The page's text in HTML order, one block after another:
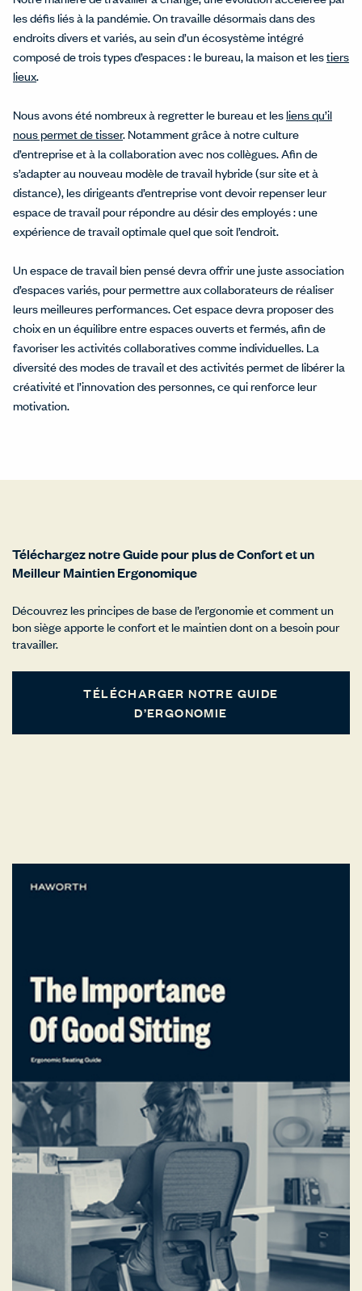
les défis liés à la pandémie. On travaille désormais dans des
endroits divers et variés, au sein d’un écosystème intégré
composé de trois types d’espaces : le bureau, la maison et lestiers
lieux.
Nous avons été nombreux à regretter le bureau et lesliens qu’il
nous permet de tisser. Notamment grâce à notre culture
d’entreprise et à la collaboration avec nos collègues. Afin de
s’adapter au nouveau modèle de travail hybride (sur site et à
distance), les dirigeants d’entreprise vont devoir repenser leur
espace de travail pour répondre au désir des employés : une
expérience de travail optimale quel que soit l’endroit.
Un espace de travail bien pensé devra offrir une juste association
d’espaces variés, pour permettre aux collaborateurs de réaliser
leurs meilleures performances. Cet espace devra proposer des
choix en un équilibre entre espaces ouverts et fermés, afin de
favoriser les activités collaboratives comme individuelles. La
diversité des modes de travail et des activités permet de libérer la
créativité et l’innovation des personnes, ce qui renforce leur
motivation.
Téléchargez notre Guide pour plus de Confort et un
Meilleur Maintien Ergonomique
Découvrez les principes de base de l’ergonomie et comment un
bon siège apporte le confort et le maintien dont on a besoin pour
travailler.
TÉLÉCHARGER NOTRE GUIDE
D’ERGONOMIE